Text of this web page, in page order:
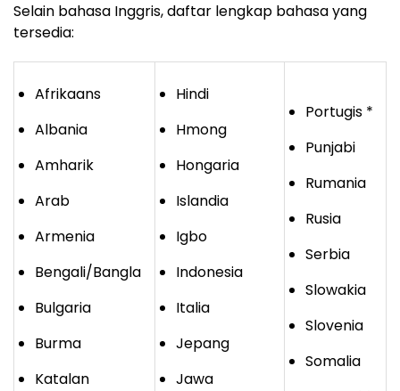
Selain bahasa Inggris, daftar lengkap bahasa yang
tersedia:
Afrikaans
Albania
Amharik
Arab
Armenia
Bengali/Bangla
Bulgaria
Burma
Katalan
Hindi
Hmong
Hongaria
Islandia
Igbo
Indonesia
Italia
Jepang
Jawa
Portugis *
Punjabi
Rumania
Rusia
Serbia
Slowakia
Slovenia
Somalia